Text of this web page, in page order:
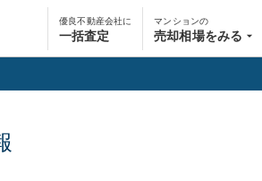
優良不動産会社に
一括査定
マンションの
売却相場をみる